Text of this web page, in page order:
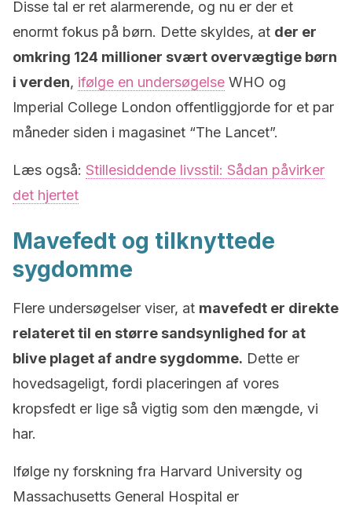
Disse tal er ret alarmerende, og nu er der et
enormt fokus på børn. Dette skyldes, at der er
omkring 124 millioner svært overvægtige børn
i verden, ifølge en undersøgelse WHO og
Imperial College London offentliggjorde for et par
måneder siden i magasinet “The Lancet”.
Læs også: Stillesiddende livsstil: Sådan påvirker
det hjertet
Mavefedt og tilknyttede
sygdomme
Flere undersøgelser viser, at mavefedt er direkte
relateret til en større sandsynlighed for at
blive plaget af andre sygdomme. Dette er
hovedsageligt, fordi placeringen af ​​vores
kropsfedt er lige så vigtig som den mængde, vi
har.
Ifølge ny forskning fra Harvard University og
Massachusetts General Hospital er